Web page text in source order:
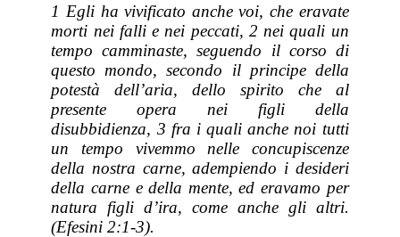
1 Egli ha vivificato anche voi, che eravate
morti nei falli e nei peccati, 2 nei quali un
tempo camminaste, seguendo il corso di
questo mondo, secondo il principe della
potestà dell’aria, dello spirito che al
presente opera nei figli della
disubbidienza, 3 fra i quali anche noi tutti
un tempo vivemmo nelle concupiscenze
della nostra carne, adempiendo i desideri
della carne e della mente, ed eravamo per
natura figli d’ira, come anche gli altri.
(Efesini 2:1-3).